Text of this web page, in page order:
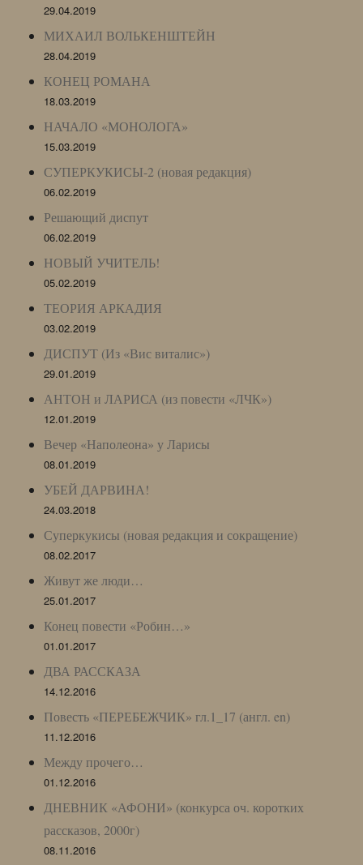
29.04.2019
МИХАИЛ ВОЛЬКЕНШТЕЙН
28.04.2019
КОНЕЦ РОМАНА
18.03.2019
НАЧАЛО «МОНОЛОГА»
15.03.2019
СУПЕРКУКИСЫ-2 (новая редакция)
06.02.2019
Решающий диспут
06.02.2019
НОВЫЙ УЧИТЕЛЬ!
05.02.2019
ТЕОРИЯ АРКАДИЯ
03.02.2019
ДИСПУТ (Из «Вис виталис»)
29.01.2019
АНТОН и ЛАРИСА (из повести «ЛЧК»)
12.01.2019
Вечер «Наполеона» у Ларисы
08.01.2019
УБЕЙ ДАРВИНА!
24.03.2018
Суперкукисы (новая редакция и сокращение)
08.02.2017
Живут же люди…
25.01.2017
Конец повести «Робин…»
01.01.2017
ДВА РАССКАЗА
14.12.2016
Повесть «ПЕРЕБЕЖЧИК» гл.1_17 (англ. en)
11.12.2016
Между прочего…
01.12.2016
ДНЕВНИК «АФОНИ» (конкурса оч. коротких
рассказов, 2000г)
08.11.2016